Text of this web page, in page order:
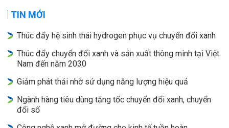
TIN MỚI
Thúc đẩy hệ sinh thái hydrogen phục vụ chuyển đổi xanh
Thúc đẩy chuyển đổi xanh và sản xuất thông minh tại Việt
Nam đến năm 2030
Giảm phát thải nhờ sử dụng năng lượng hiệu quả
Ngành hàng tiêu dùng tăng tốc chuyển đổi xanh, chuyển
đổi số